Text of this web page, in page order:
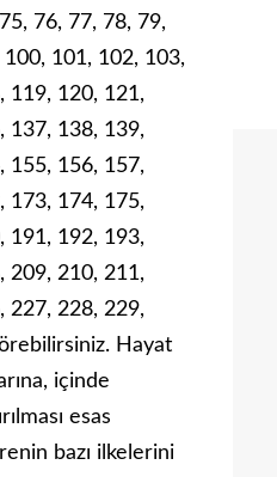
76, 77, 78, 79,
101, 102, 103,
119, 120, 121,
137, 138, 139,
155, 156, 157,
173, 174, 175,
191, 192, 193,
209, 210, 211,
227, 228, 229,
Hayat
içinde
esas
bazı ilkelerini